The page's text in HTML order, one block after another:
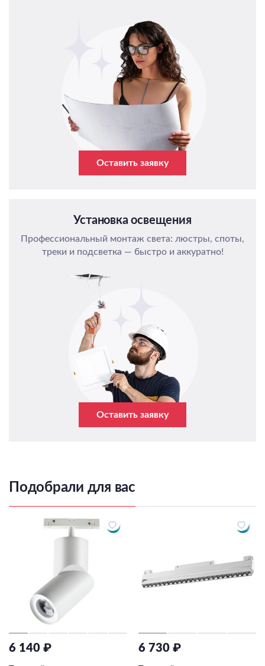
Оставить заявку
Установка освещения
Профессиональный монтаж света: люстры, споты,
треки и подсветка — быстро и аккуратно!
Оставить заявку
Подобрали для вас
6 140 ₽ 6 730 ₽